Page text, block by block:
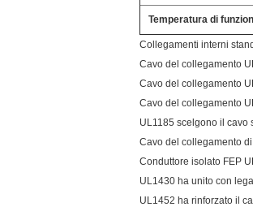
Temperatura di
Collegamenti interni
Cavo del collegamento
Cavo del collegamento
Cavo del collegamento
UL1185 scelgono il cavo
Cavo del collegamento
Conduttore isolato FEP
UL1430 ha unito con
UL1452 ha rinforzato il